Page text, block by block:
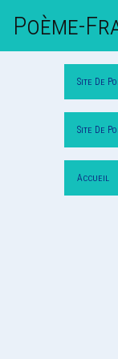
Poème-Fr
Site De
Site De
Accueil